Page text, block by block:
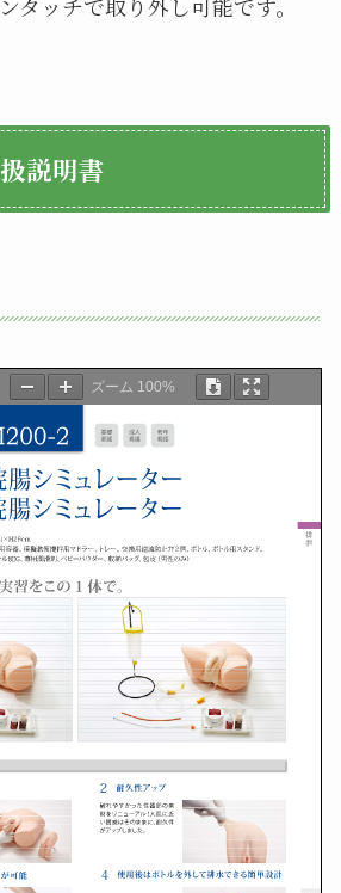
タッチで取り外し可能です。
説明書
ズーム 100%